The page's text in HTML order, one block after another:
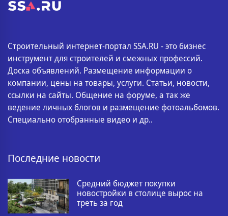
Строительный интернет-портал SSA.RU - это бизнес
инструмент для строителей и смежных профессий.
Доска объявлений. Размещение информации о
компании, цены на товары, услуги. Статьи, новости,
ссылки на сайты. Общение на форуме, а так же
ведение личных блогов и размещение фотоальбомов.
Специально отобранные видео и др..
Последние новости
Средний бюджет покупки
новостройки в столице вырос на
треть за год